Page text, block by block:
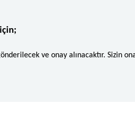
ve onay alınacaktır. Sizin